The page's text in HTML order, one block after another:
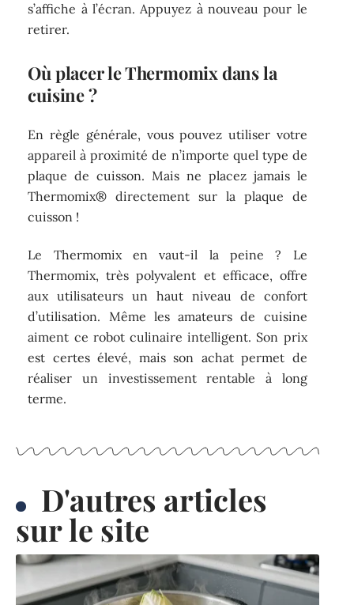
s’affiche à l’écran. Appuyez à nouveau pour le
retirer.
Où placer le Thermomix dans la
cuisine ?
En règle générale, vous pouvez utiliser votre
appareil à proximité de n’importe quel type de
plaque de cuisson. Mais ne placez jamais le
Thermomix® directement sur la plaque de
cuisson !
Le Thermomix en vaut-il la peine ? Le
Thermomix, très polyvalent et efficace, offre
aux utilisateurs un haut niveau de confort
d’utilisation. Même les amateurs de cuisine
aiment ce robot culinaire intelligent. Son prix
est certes élevé, mais son achat permet de
réaliser un investissement rentable à long
terme.
D'autres articles
sur le site